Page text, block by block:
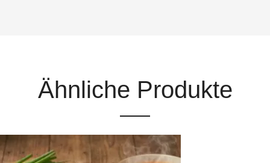
Ähnliche Produkte